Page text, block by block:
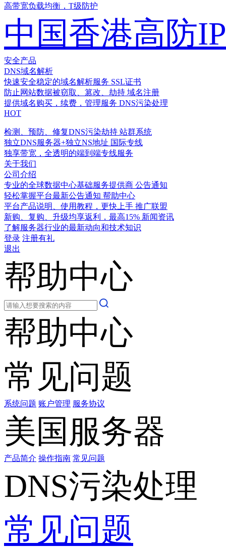
高带宽负载均衡，T级防护
中国香港高防IP
安全产品
DNS域名解析
快速安全稳定的域名解析服务 SSL证书
防止网站数据被窃取、篡改、劫持 域名注册
提供域名购买，续费，管理服务 DNS污染处理
HOT
检测、预防、修复DNS污染劫持 站群系统
独立DNS服务器+独立NS地址 国际专线
独享带宽，全透明的端到端专线服务
关于我们
公司介绍
专业的全球数据中心基础服务提供商 公告通知
轻松掌握平台最新公告通知 帮助中心
平台产品说明、使用教程，更快上手 推广联盟
新购、复购、升级均享返利，最高15% 新闻资讯
了解服务器行业的最新动向和技术知识
登录 注册有礼
退出
帮助中心
帮助中心
常见问题
系统问题 账户管理 服务协议
美国服务器
产品简介 操作指南 常见问题
DNS污染处理
常见问题